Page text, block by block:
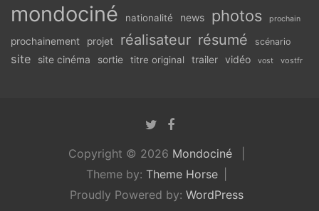
mondociné nationalité news photos prochain
prochainement projet réalisateur résumé scénario
site site cinéma sortie titre original trailer vidéo vost vostfr
Copyright © 2026 Mondociné
Theme by: Theme Horse
Proudly Powered by: WordPress